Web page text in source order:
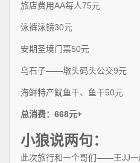
旅店费用AA每人75元
泳裤泳镜30元
安期圣境门票50元
乌石子——墩头码头公交9元
海鲜特产鱿鱼干、鱼干50元
总消费：668元+
小狼说两句：
此次旅行和一个哥们——王JJ一